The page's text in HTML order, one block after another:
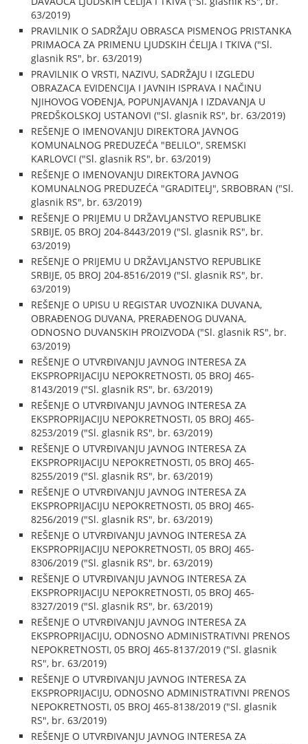
63/2019)
PRAVILNIK O SADRŽAJU OBRASCA PISMENOG PRISTANKA
PRIMAOCA ZA PRIMENU LJUDSKIH ĆELIJA I TKIVA ("Sl.
glasnik RS", br. 63/2019)
PRAVILNIK O VRSTI, NAZIVU, SADRŽAJU I IZGLEDU
OBRAZACA EVIDENCIJA I JAVNIH ISPRAVA I NAČINU
NJIHOVOG VOĐENJA, POPUNJAVANJA I IZDAVANJA U
PREDŠKOLSKOJ USTANOVI ("Sl. glasnik RS", br. 63/2019)
REŠENJE O IMENOVANJU DIREKTORA JAVNOG
KOMUNALNOG PREDUZEĆA "BELILO", SREMSKI
KARLOVCI ("Sl. glasnik RS", br. 63/2019)
REŠENJE O IMENOVANJU DIREKTORA JAVNOG
KOMUNALNOG PREDUZEĆA "GRADITELJ", SRBOBRAN ("Sl.
glasnik RS", br. 63/2019)
REŠENJE O PRIJEMU U DRŽAVLJANSTVO REPUBLIKE
SRBIJE, 05 BROJ 204-8443/2019 ("Sl. glasnik RS", br.
63/2019)
REŠENJE O PRIJEMU U DRŽAVLJANSTVO REPUBLIKE
SRBIJE, 05 BROJ 204-8516/2019 ("Sl. glasnik RS", br.
63/2019)
REŠENJE O UPISU U REGISTAR UVOZNIKA DUVANA,
OBRAĐENOG DUVANA, PRERAĐENOG DUVANA,
ODNOSNO DUVANSKIH PROIZVODA ("Sl. glasnik RS", br.
63/2019)
REŠENJE O UTVRĐIVANJU JAVNOG INTERESA ZA
EKSPROPRIJACIJU NEPOKRETNOSTI, 05 BROJ 465-
8143/2019 ("Sl. glasnik RS", br. 63/2019)
REŠENJE O UTVRĐIVANJU JAVNOG INTERESA ZA
EKSPROPRIJACIJU NEPOKRETNOSTI, 05 BROJ 465-
8253/2019 ("Sl. glasnik RS", br. 63/2019)
REŠENJE O UTVRĐIVANJU JAVNOG INTERESA ZA
EKSPROPRIJACIJU NEPOKRETNOSTI, 05 BROJ 465-
8255/2019 ("Sl. glasnik RS", br. 63/2019)
REŠENJE O UTVRĐIVANJU JAVNOG INTERESA ZA
EKSPROPRIJACIJU NEPOKRETNOSTI, 05 BROJ 465-
8256/2019 ("Sl. glasnik RS", br. 63/2019)
REŠENJE O UTVRĐIVANJU JAVNOG INTERESA ZA
EKSPROPRIJACIJU NEPOKRETNOSTI, 05 BROJ 465-
8306/2019 ("Sl. glasnik RS", br. 63/2019)
REŠENJE O UTVRĐIVANJU JAVNOG INTERESA ZA
EKSPROPRIJACIJU NEPOKRETNOSTI, 05 BROJ 465-
8327/2019 ("Sl. glasnik RS", br. 63/2019)
REŠENJE O UTVRĐIVANJU JAVNOG INTERESA ZA
EKSPROPRIJACIJU, ODNOSNO ADMINISTRATIVNI PRENOS
NEPOKRETNOSTI, 05 BROJ 465-8137/2019 ("Sl. glasnik
RS", br. 63/2019)
REŠENJE O UTVRĐIVANJU JAVNOG INTERESA ZA
EKSPROPRIJACIJU, ODNOSNO ADMINISTRATIVNI PRENOS
NEPOKRETNOSTI, 05 BROJ 465-8138/2019 ("Sl. glasnik
RS", br. 63/2019)
REŠENJE O UTVRĐIVANJU JAVNOG INTERESA ZA